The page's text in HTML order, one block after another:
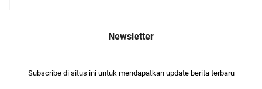
Subscribe di situs ini untuk mendapatkan update berita terbaru